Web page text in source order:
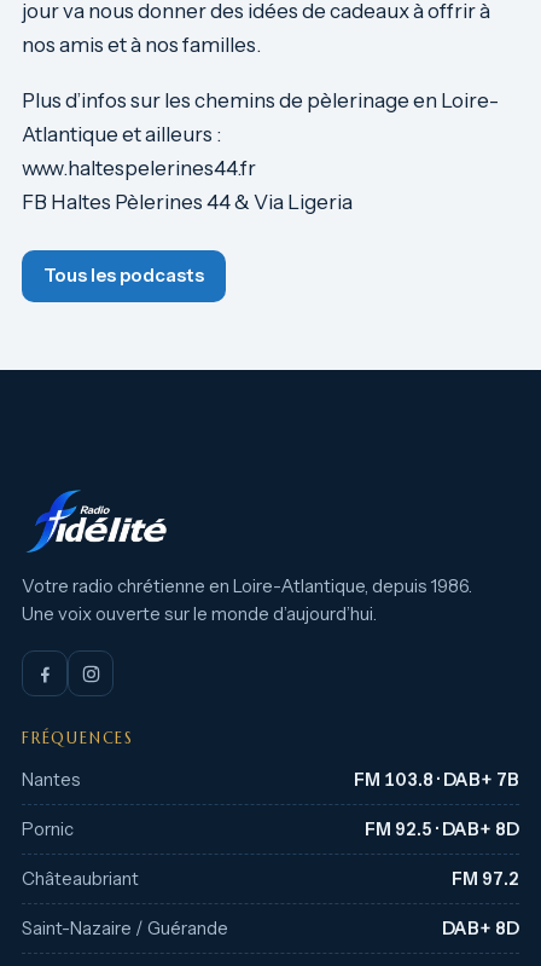
jour va nous donner des idées de cadeaux à offrir à
nos amis et à nos familles.
Plus d’infos sur les chemins de pèlerinage en Loire-
Atlantique et ailleurs :
www.haltespelerines44.fr
FB Haltes Pèlerines 44 & Via Ligeria
Tous les podcasts
Votre radio chrétienne en Loire-Atlantique, depuis 1986.
Une voix ouverte sur le monde d’aujourd’hui.
FRÉQUENCES
Nantes FM 103.8 · DAB+ 7B
Pornic FM 92.5 · DAB+ 8D
Châteaubriant FM 97.2
Saint-Nazaire / Guérande DAB+ 8D